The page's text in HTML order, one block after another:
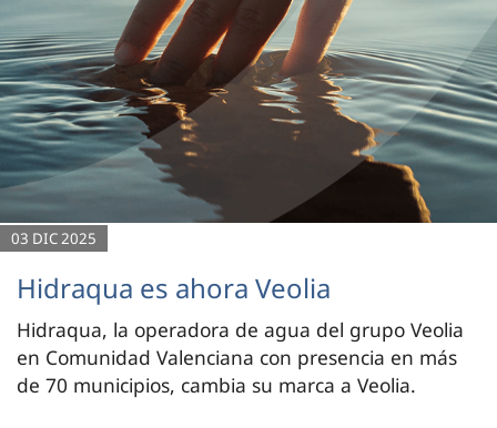
03 DIC 2025
Hidraqua es ahora Veolia
Hidraqua, la operadora de agua del grupo Veolia
en Comunidad Valenciana con presencia en más
de 70 municipios, cambia su marca a Veolia.